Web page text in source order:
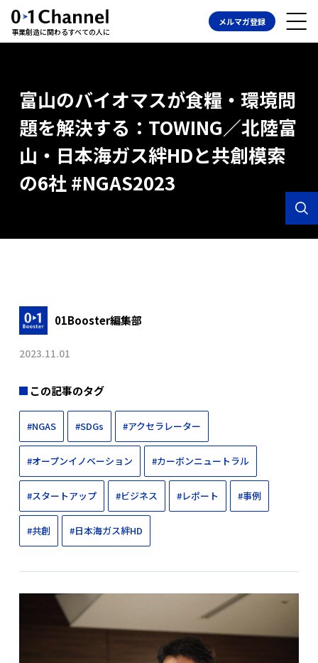
事業創造に関わるすべての人に
メルマガ登録
富山のバイオマスが食糧・環境問
題を解決する：TOWING／北陸富
山・日本海ガス絆HDと共創模索
の6社 #NGAS2023
01Booster編集部
2023.11.01
この記事のタグ
#NGAS #SDGs #アクセラレーター
#オープンイノベーション #カーボンニュートラル
#スタートアップ #ビジネス #レポート #事例
#共創 #日本海ガス絆HD